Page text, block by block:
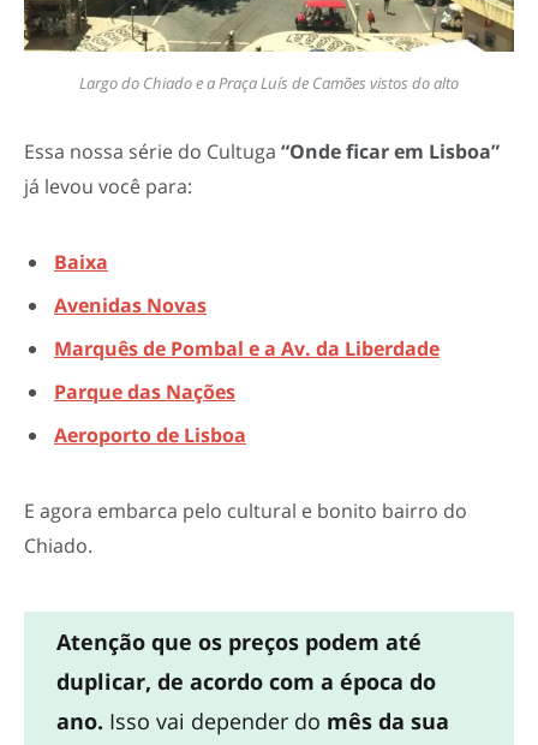
Largo do Chiado e a Praça Luís de Camões vistos do alto
Essa nossa série do Cultuga “Onde ficar em Lisboa”
já levou você para:
Baixa
Avenidas Novas
Marquês de Pombal e a Av. da Liberdade
Parque das Nações
Aeroporto de Lisboa
E agora embarca pelo cultural e bonito bairro do
Chiado.
Atenção que os preços podem até
duplicar, de acordo com a época do
ano. Isso vai depender do mês da sua